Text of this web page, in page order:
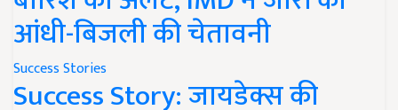
आंधी-बिजली की चेतावनी
Success Stories
Success Story: जायडेक्स की